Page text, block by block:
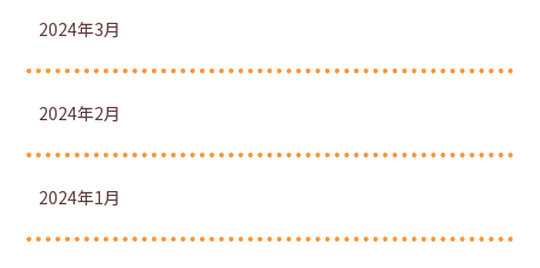
2024年3月
2024年2月
2024年1月